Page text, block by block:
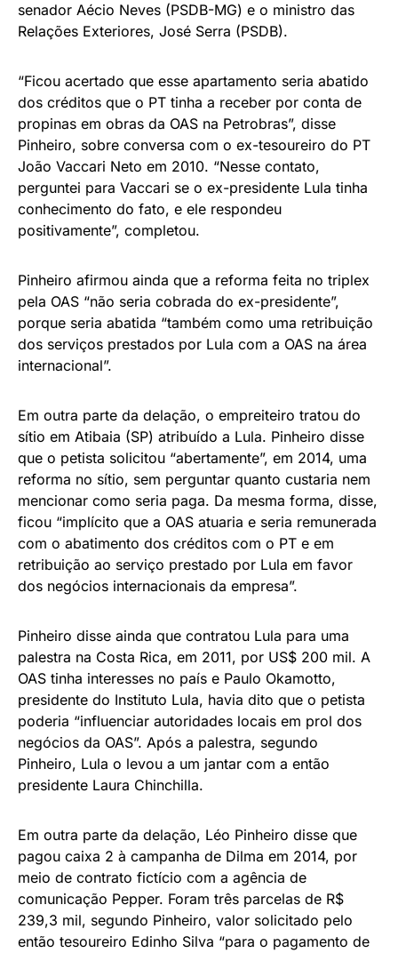
senador Aécio Neves (PSDB-MG) e o ministro das
Relações Exteriores, José Serra (PSDB).
“Ficou acertado que esse apartamento seria abatido
dos créditos que o PT tinha a receber por conta de
propinas em obras da OAS na Petrobras”, disse
Pinheiro, sobre conversa com o ex-tesoureiro do PT
João Vaccari Neto em 2010. “Nesse contato,
perguntei para Vaccari se o ex-presidente Lula tinha
conhecimento do fato, e ele respondeu
positivamente”, completou.
Pinheiro afirmou ainda que a reforma feita no triplex
pela OAS “não seria cobrada do ex-presidente”,
porque seria abatida “também como uma retribuição
dos serviços prestados por Lula com a OAS na área
internacional”.
Em outra parte da delação, o empreiteiro tratou do
sítio em Atibaia (SP) atribuído a Lula. Pinheiro disse
que o petista solicitou “abertamente”, em 2014, uma
reforma no sítio, sem perguntar quanto custaria nem
mencionar como seria paga. Da mesma forma, disse,
ficou “implícito que a OAS atuaria e seria remunerada
com o abatimento dos créditos com o PT e em
retribuição ao serviço prestado por Lula em favor
dos negócios internacionais da empresa”.
Pinheiro disse ainda que contratou Lula para uma
palestra na Costa Rica, em 2011, por US$ 200 mil. A
OAS tinha interesses no país e Paulo Okamotto,
presidente do Instituto Lula, havia dito que o petista
poderia “influenciar autoridades locais em prol dos
negócios da OAS”. Após a palestra, segundo
Pinheiro, Lula o levou a um jantar com a então
presidente Laura Chinchilla.
Em outra parte da delação, Léo Pinheiro disse que
pagou caixa 2 à campanha de Dilma em 2014, por
meio de contrato fictício com a agência de
comunicação Pepper. Foram três parcelas de R$
239,3 mil, segundo Pinheiro, valor solicitado pelo
então tesoureiro Edinho Silva “para o pagamento de